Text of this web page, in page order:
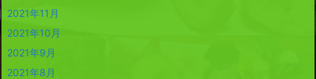
2021年11月
2021年10月
2021年9月
2021年8月